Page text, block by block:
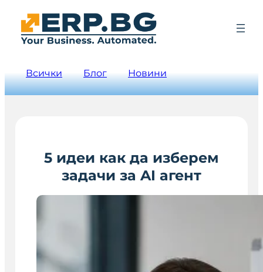
Всички Блог Новини
5 идеи как да изберем
задачи за AI агент